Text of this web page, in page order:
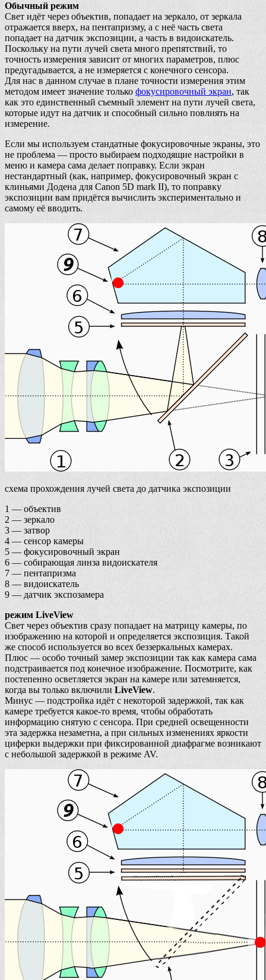
Обычный режим
Свет идёт через объектив, попадает на зеркало, от зеркала
отражается вверх, на пентапризму, а с неё часть света
попадает на датчик экспозиции, а часть в видоискатель.
Поскольку на пути лучей света много препятствий, то
точность измерения зависит от многих параметров, плюс
предугадывается, а не измеряется с конечного сенсора.
Для нас в данном случае в плане точности измерения этим
методом имеет значение только фокусировочный экран, так
как это единственный съемный элемент на пути лучей света,
которые идут на датчик и способный сильно повлиять на
измерение.
Если мы используем стандатные фокусировочные экраны, это
не проблема — просто выбираем подходящие настройки в
меню и камера сама делает поправку. Если экран
нестандартный (как, например, фокусировочный экран с
клиньями Додена для Canon 5D mark II), то поправку
экспозиции вам придётся вычислить экспериментально и
самому её вводить.
схема прохождения лучей света до датчика экспозиции
1 — объектив
2 — зеркало
3 — затвор
4 — сенсор камеры
5 — фокусировочный экран
6 — собирающая линза видоискателя
7 — пентапризма
8 — видоискатель
9 — датчик экспозамера
режим LiveView
Свет через объектив сразу попадает на матрицу камеры, по
изображению на которой и определяется экспозиция. Такой
же способ используется во всех беззеркальных камерах.
Плюс — особо точный замер экспозиции так как камера сама
подстраивается под конечное изображение. Посмотрите, как
постепенно осветляется экран на камере или затемняется,
когда вы только включили LiveView.
Минус — подстройка идёт с некоторой задержкой, так как
камере требуется какое-то время, чтобы обработать
информацию снятую с сенсора. При средней освещенности
эта задержка незаметна, а при сильных изменениях яркости
циферки выдержки при фиксированной диафрагме возникают
с небольшой задержкой в режиме AV.